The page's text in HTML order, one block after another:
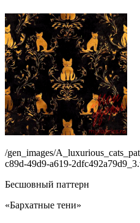
/gen_images/
c89d-49d9-a619-
Бесшовный паттерн
«Бархатные тени»